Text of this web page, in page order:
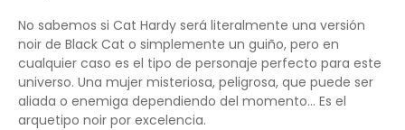
No sabemos si Cat Hardy será literalmente una versión
noir de Black Cat o simplemente un guiño, pero en
cualquier caso es el tipo de personaje perfecto para este
universo. Una mujer misteriosa, peligrosa, que puede ser
aliada o enemiga dependiendo del momento… Es el
arquetipo noir por excelencia.